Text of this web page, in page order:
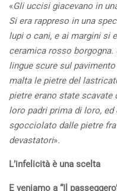
«Gli uccisi giacevano in
Si era rappreso in una
lupi o cani, e ai margini si
ceramica rosso borgogna.
lingue scure sul
malta le pietre del
pietre erano state scavate
loro padri prima di loro,
sgocciolato dalle pietre
devastatori».
L’infelicità è una scelta
E veniamo a “Il